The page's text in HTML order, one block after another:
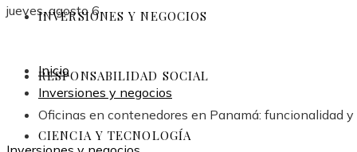
jueves, agosto 6
INVERSIONES Y NEGOCIOS
RESPONSABILIDAD SOCIAL
CIENCIA Y TECNOLOGÍA
Inicio
Inversiones y negocios
Oficinas en contenedores en Panamá: funcionalidad y